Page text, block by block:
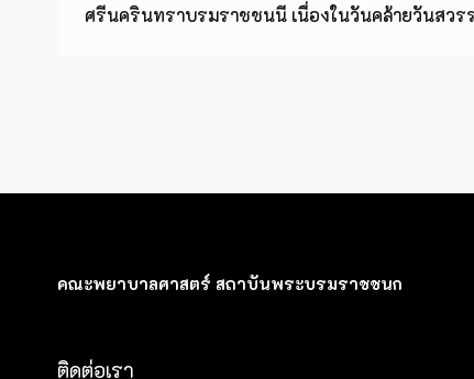
ศรีนครินทราบรมราชชนนี เนื่องในวันคล้ายวันสวร
คณะพยาบาลศาสตร์ สถาบันพระบรมราชชนก
ติดต่อเรา